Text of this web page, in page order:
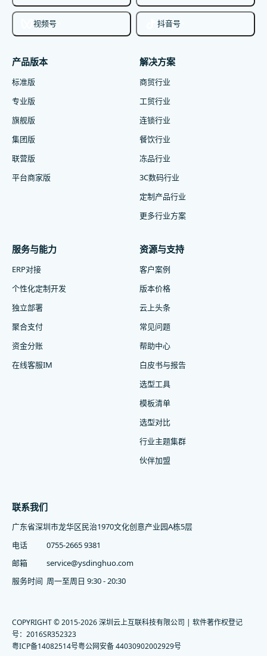
视频号 抖音号
产品版本
标准版
专业版
旗舰版
集团版
联营版
平台商家版
解决方案
商贸行业
工贸行业
连锁行业
餐饮行业
冻品行业
3C数码行业
定制产品行业
更多行业方案
服务与能力
ERP对接
个性化定制开发
独立部署
聚合支付
资金分账
在线客服IM
资源与支持
客户案例
版本价格
云上头条
常见问题
帮助中心
白皮书与报告
选型工具
模板清单
选型对比
行业主题集群
伙伴加盟
联系我们
广东省深圳市龙华区民治1970文化创意产业园A栋5层
电话
0755-2665 9381
邮箱
service@ysdinghuo.com
服务时间 周一至周日 9:30 - 20:30
COPYRIGHT © 2015-2026 深圳云上互联科技有限公司 | 软件著作权登记
号：2016SR352323
粤ICP备14082514号粤公网安备 44030902002929号